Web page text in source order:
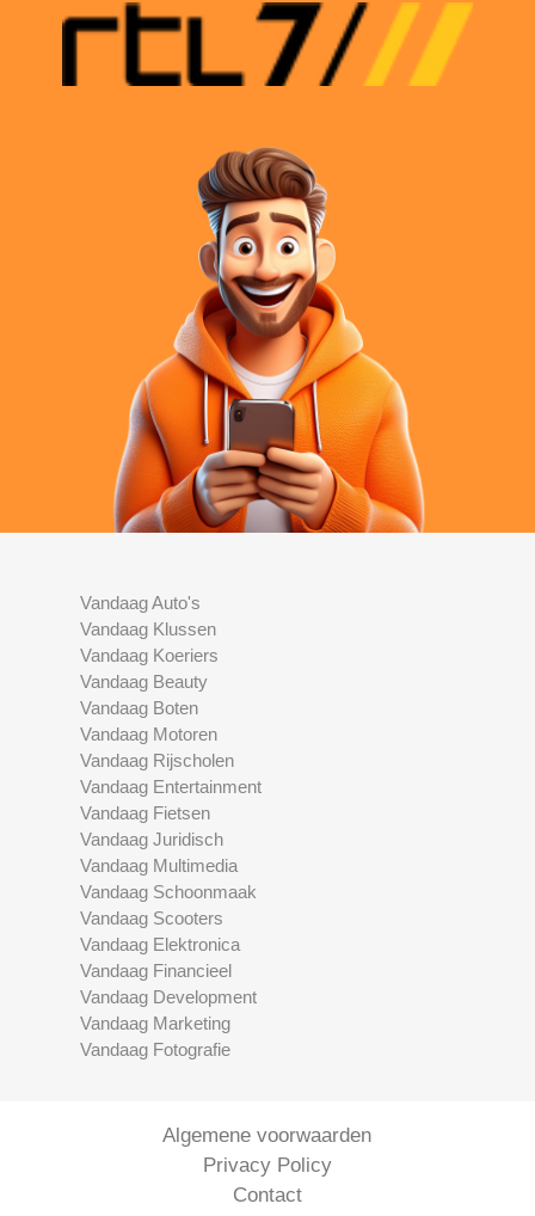
Vandaag Auto's
Vandaag Klussen
Vandaag Koeriers
Vandaag Beauty
Vandaag Boten
Vandaag Motoren
Vandaag Rijscholen
Vandaag Entertainment
Vandaag Fietsen
Vandaag Juridisch
Vandaag Multimedia
Vandaag Schoonmaak
Vandaag Scooters
Vandaag Elektronica
Vandaag Financieel
Vandaag Development
Vandaag Marketing
Vandaag Fotografie
Algemene voorwaarden
Privacy Policy
Contact